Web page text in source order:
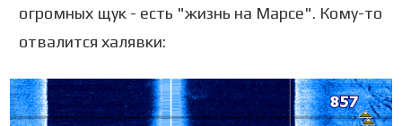
огромных щук - есть "жизнь на Марсе". Кому-то
отвалится халявки: